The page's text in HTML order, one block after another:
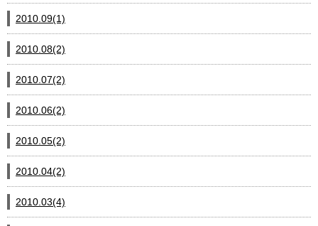
2010.09(1)
2010.08(2)
2010.07(2)
2010.06(2)
2010.05(2)
2010.04(2)
2010.03(4)